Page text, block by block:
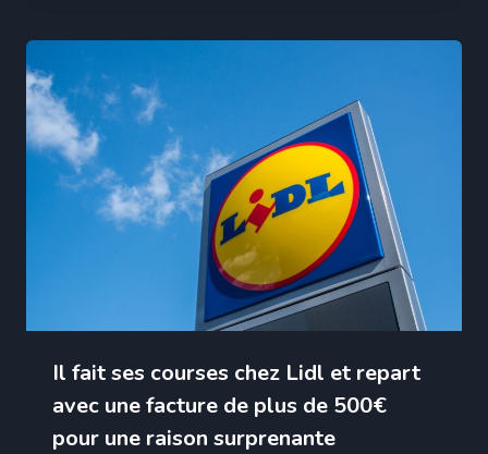
Il fait ses courses chez Lidl et repart
avec une facture de plus de 500€
pour une raison surprenante